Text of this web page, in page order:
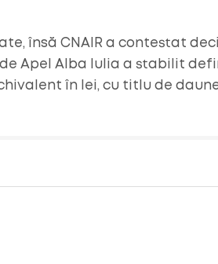
însă CNAIR a contestat
Apel Alba Iulia a stabilit
în lei, cu titlu de